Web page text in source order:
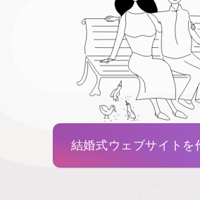
結婚式ウェブサイトを